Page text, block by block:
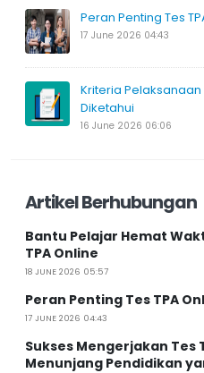
Peran Penting Tes
17 June 2026 04:43
Kriteria Pelaksanaan
Diketahui
16 June 2026 06:06
Artikel Berhubungan
Bantu Pelajar Hemat
TPA Online
18 JUNE 2026 05:57
Peran Penting Tes TPA
17 JUNE 2026 04:43
Sukses Mengerjakan Tes
Menunjang Pendidikan